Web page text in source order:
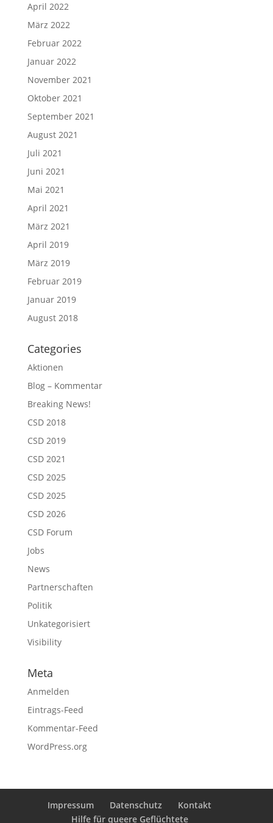
April 2022
März 2022
Februar 2022
Januar 2022
November 2021
Oktober 2021
September 2021
August 2021
Juli 2021
Juni 2021
Mai 2021
April 2021
März 2021
April 2019
März 2019
Februar 2019
Januar 2019
August 2018
Categories
Aktionen
Blog – Kommentar
Breaking News!
CSD 2018
CSD 2019
CSD 2021
CSD 2025
CSD 2025
CSD 2026
CSD Forum
Jobs
News
Partnerschaften
Politik
Unkategorisiert
Visibility
Meta
Anmelden
Eintrags-Feed
Kommentar-Feed
WordPress.org
Impressum Datenschutz
Kontakt
Hilfe für queere Geflüchtete